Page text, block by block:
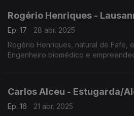
Rogério Henriques -
Ep. 17
28 abr. 2025
Rogério Henriques, natural de Fafe,
Engenheiro biomédico e
Carlos Alceu - Estugarda/
Ep. 16
21 abr. 2025